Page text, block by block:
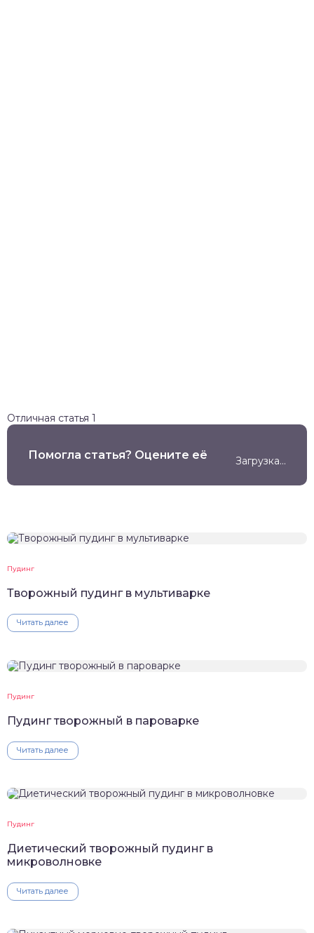
Отличная статья 1
Помогла статья? Оцените её Загрузка...
Пудинг
Творожный пудинг в мультиварке
Читать далее
Пудинг
Пудинг творожный в пароварке
Читать далее
Пудинг
Диетический творожный пудинг в
микроволновке
Читать далее